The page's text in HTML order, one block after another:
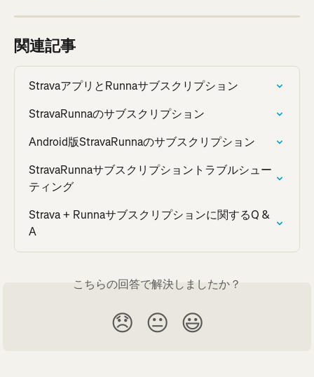
関連記事
StravaアプリとRunnaサブスクリプション
StravaRunnaのサブスクリプション
Android版StravaRunnaのサブスクリプション
StravaRunnaサブスクリプショントラブルシュー
ティング
Strava + Runnaサブスクリプションに関するQ &
A
こちらの回答で解決しましたか？
😞 😐 😃